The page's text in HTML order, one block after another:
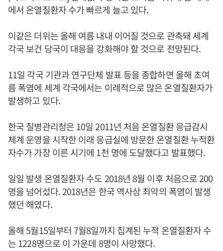
에서 온열질환자 수가 빠르게 늘고 있다.
이같은 더위는 올해 여름 내내 이어질 것으로 관측돼 세계
각국 보건 당국이 대응을 강화해야 할 것으로 전망된다.
11일 각국 기관과 연구단체 발표 등을 종합하면 올해 초여
름 폭염에 세계 각국에서는 이례적으로 많은 온열질환자가
발생하고 있다.
한국 질병관리청은 10일 2011년 처음 온열질환 응급감시
체계 운영을 시작한 이래 응급실에 방문한 온열질환 누적환
자수가 가장 이른 시기에 1천 명에 도달했다고 발표했다.
일일 발생 온열질환자 수도 2018년 8월 이후 처음으로 200
명을 넘어섰다. 2018년은 한국 역사상 최악의 폭염이 발생
했던 해였다.
올해 5월15일부터 7월8일까지 집계된 누적 온열질환자 수
는 1228명으로 이 가운데 8명이 사망했다.